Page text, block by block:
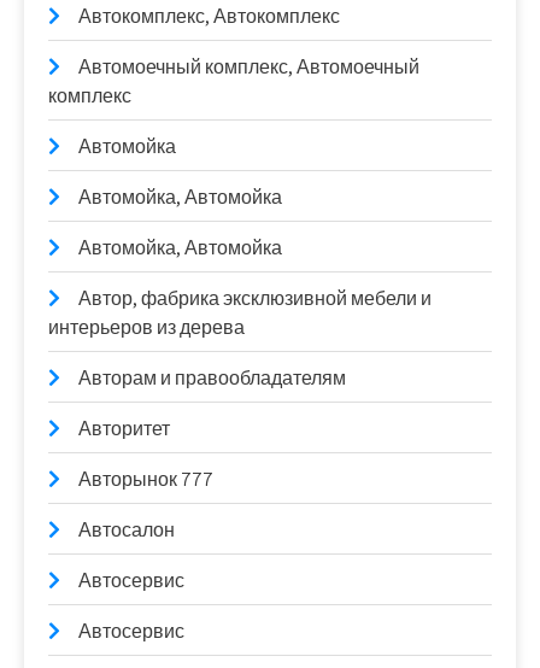
Автокомплекс, Автокомплекс
Автомоечный комплекс, Автомоечный
комплекс
Автомойка
Автомойка, Автомойка
Автомойка, Автомойка
Автор, фабрика эксклюзивной мебели и
интерьеров из дерева
Авторам и правообладателям
Авторитет
Авторынок 777
Автосалон
Автосервис
Автосервис